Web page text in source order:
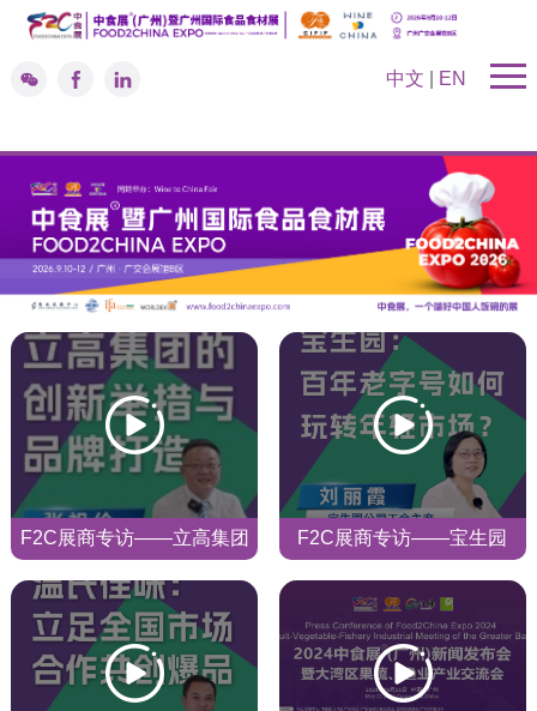
中文 EN
F2C展商专访——立高集团 F2C展商专访——宝生园